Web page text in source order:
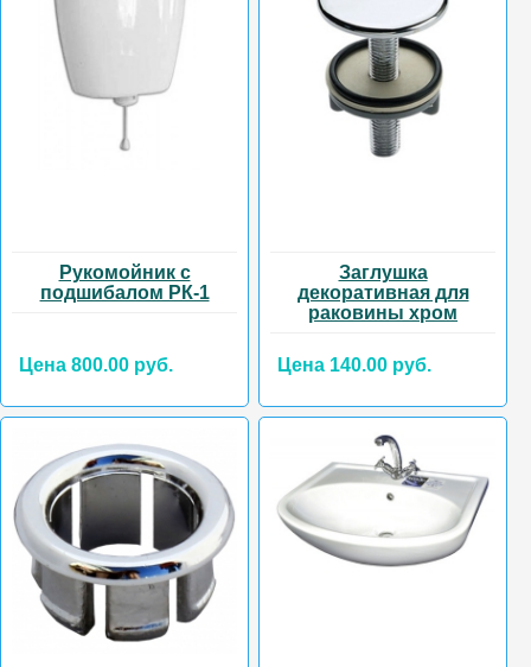
Рукомойник с
подшибалом РК-1
Цена 800.00 руб.
Заглушка
декоративная для
раковины хром
Цена 140.00 руб.